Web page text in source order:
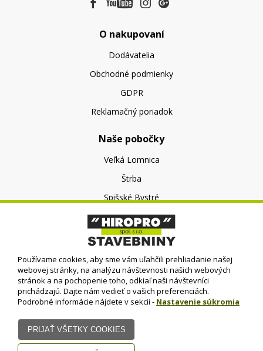
O nakupovaní
Dodávatelia
Obchodné podmienky
GDPR
Reklamačný poriadok
Naše pobočky
Veľká Lomnica
Štrba
Spišské Bystré
O nás
O spoločnosti
Kontakt
Používame cookies, aby sme vám uľahčili prehliadanie našej
webovej stránky, na analýzu návštevnosti našich webových
stránok a na pochopenie toho, odkiaľ naši návštevníci
prichádzajú. Dajte nám vedieť o vašich preferenciách.
Podrobné informácie nájdete v sekcii - Nastavenie súkromia